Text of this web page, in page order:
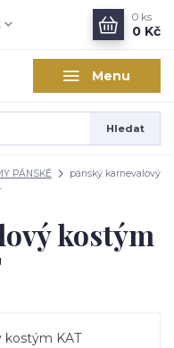
Menu
Hledat
0 ks
0 Kč
PÁNSKÉ
pánský karnevalový
kostým